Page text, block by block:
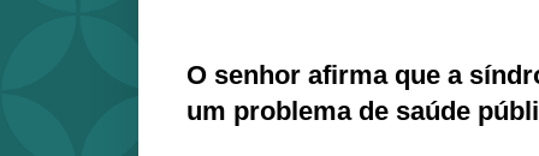
O senhor afirma que a
um problema de saúde